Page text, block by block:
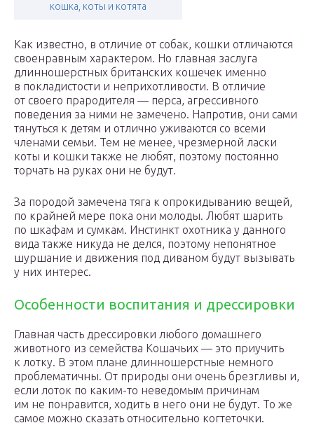
кошка, коты и котята
Как известно, в отличие от собак, кошки отличаются
своенравным характером. Но главная заслуга
длинношерстных британских кошечек именно
в покладистости и неприхотливости. В отличие
от своего прародителя — перса, агрессивного
поведения за ними не замечено. Напротив, они сами
тянуться к детям и отлично уживаются со всеми
членами семьи. Тем не менее, чрезмерной ласки
коты и кошки также не любят, поэтому постоянно
торчать на руках они не будут.
За породой замечена тяга к опрокидыванию вещей,
по крайней мере пока они молоды. Любят шарить
по шкафам и сумкам. Инстинкт охотника у данного
вида также никуда не делся, поэтому непонятное
шуршание и движения под диваном будут вызывать
у них интерес.
Особенности воспитания и дрессировки
Главная часть дрессировки любого домашнего
животного из семейства Кошачьих — это приучить
к лотку. В этом плане длинношерстные немного
проблематичны. От природы они очень брезгливы и,
если лоток по каким-то неведомым причинам
им не понравится, ходить в него они не будут. То же
самое можно сказать относительно когтеточки.